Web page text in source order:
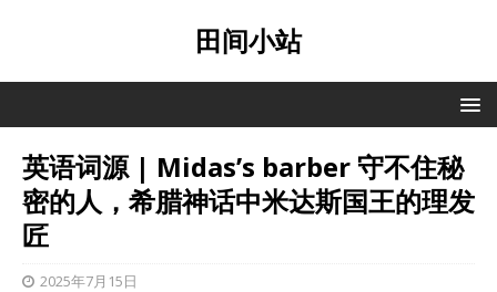
田间小站
英语词源 | Midas’s barber 守不住秘
密的人，希腊神话中米达斯国王的理发
匠
2025年7月15日